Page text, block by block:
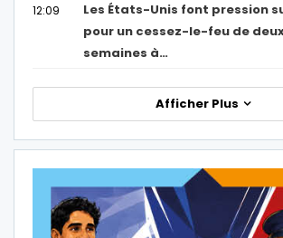
12:09
Les États-Unis font pression
pour un cessez-le-feu de
semaines à…
Afficher Plus